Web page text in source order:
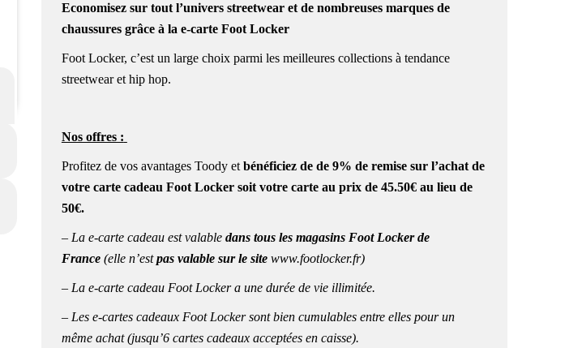
Economisez sur tout l’univers streetwear et de nombreuses marques de
chaussures grâce à la e-carte Foot Locker
Foot Locker, c’est un large choix parmi les meilleures collections à tendance
streetwear et hip hop.
Nos offres :
Profitez de vos avantages Toody etbénéficiez de de 9% de remisesur l’achat de
votre carte cadeau Foot Locker soit votre carte au prix de 45.50€ au lieu de
50€.
– La e-carte cadeau est valabledans tous les magasins Foot Locker de
France(elle n’estpas valable sur le sitewww.footlocker.fr)
– La e-carte cadeau Foot Locker a une durée de vie illimitée.
– Les e-cartes cadeaux Foot Locker sont bien cumulables entre elles pour un
même achat (jusqu’6 cartes cadeaux acceptées en caisse).